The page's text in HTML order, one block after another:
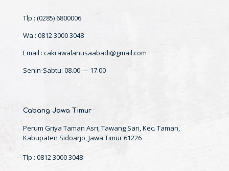
Tlp : (0285) 6800006
Wa : 0812 3000 3048
Email : cakrawalanusaabadi@gmail.com
Senin-Sabtu: 08.00 — 17.00
Cabang Jawa Timur
Perum Griya Taman Asri, Tawang Sari, Kec. Taman,
Kabupaten Sidoarjo, Jawa Timur 61226
Tlp : 0812 3000 3048